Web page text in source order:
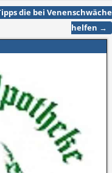
die bei Venenschwäche
helfen →